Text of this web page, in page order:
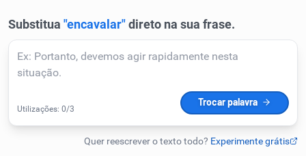
Corrigir Texto
Detector de IA
Humanizador de IA